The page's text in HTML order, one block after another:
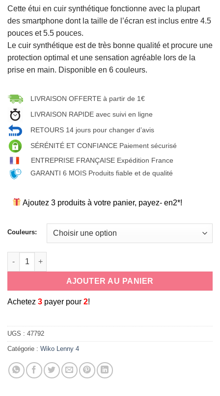
Cette étui en cuir synthétique fonctionne avec la plupart
des smartphone dont la taille de l’écran est inclus entre 4.5
pouces et 5.5 pouces.
Le cuir synthétique est de très bonne qualité et procure une
protection optimal et une sensation agréable lors de la
prise en main. Disponible en 6 couleurs.
LIVRAISON OFFERTE à partir de 1€
LIVRAISON RAPIDE avec suivi en ligne
RETOURS 14 jours pour changer d’avis
SÉRÉNITÉ ET CONFIANCE Paiement sécurisé
ENTREPRISE FRANÇAISE Expédition France
GARANTI 6 MOIS Produits fiable et de qualité
Ajoutez 3 produits à votre panier, payez- en2*!
Couleurs:
quantité de Etui-coque portefeuille à rabat en cuir pour
AJOUTER AU PANIER
Achetez 3 payer pour 2!
UGS : 47792
Catégorie : Wiko Lenny 4